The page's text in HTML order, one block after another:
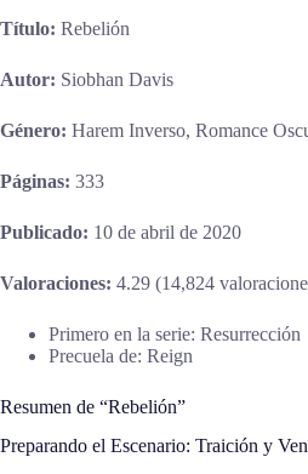
Título: Rebelión
Autor: Siobhan Davis
Género: Harem Inverso, Romance
Páginas: 333
Publicado: 10 de abril de 2020
Valoraciones: 4.29 (14,824
Primero en la serie: Resurrección
Precuela de: Reign
Resumen de “Rebelión”
Preparando el Escenario: Traición y